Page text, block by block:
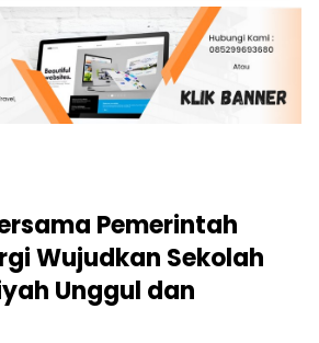
Pemerintah
Wujudkan Sekolah
Unggul dan